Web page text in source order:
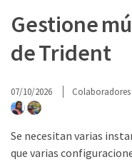
Gestione
de Trident
07/10/2026 Colaboradores
Se necesitan varias
que varias